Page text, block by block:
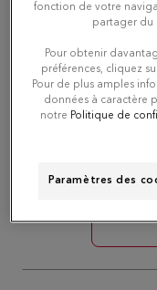
4
6.03 km
Du
DPAM
116/118
fonction de votre
partager du
Pour obtenir
préférences, cliquez
Pour de plus amples
données à caractère
notre Politique de
Paramètres des